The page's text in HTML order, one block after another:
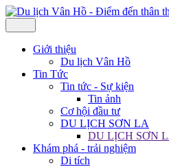
Giới thiệu
Du lịch Vân Hồ
Tin Tức
Tin tức - Sự kiện
Tin ảnh
Cơ hội đầu tư
DU LỊCH SƠN LA
DU LỊCH SƠN
Khám phá - trải nghiệm
Di tích